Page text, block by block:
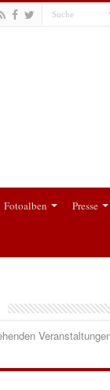
Fotoalben Presse